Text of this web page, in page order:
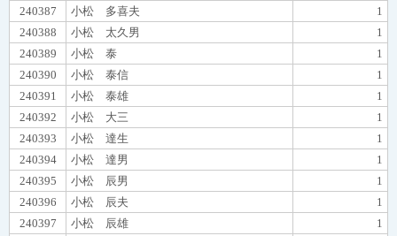
240387
小松 多喜夫
1
240388
小松 太久男
1
240389
小松 泰
1
240390
小松 泰信
1
240391
小松 泰雄
1
240392
小松 大三
1
240393
小松 達生
1
240394
小松 達男
1
240395
小松 辰男
1
240396
小松 辰夫
1
240397
小松 辰雄
1